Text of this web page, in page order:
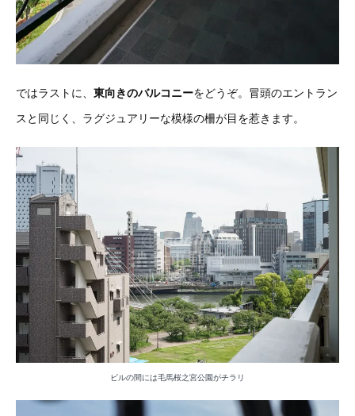
ではラストに、 東向きのバルコニーをどうぞ。冒頭のエントラン
スと同じく、ラグジュアリーな模様の柵が目を惹きます。
ビルの間には毛馬桜之宮公園がチラリ